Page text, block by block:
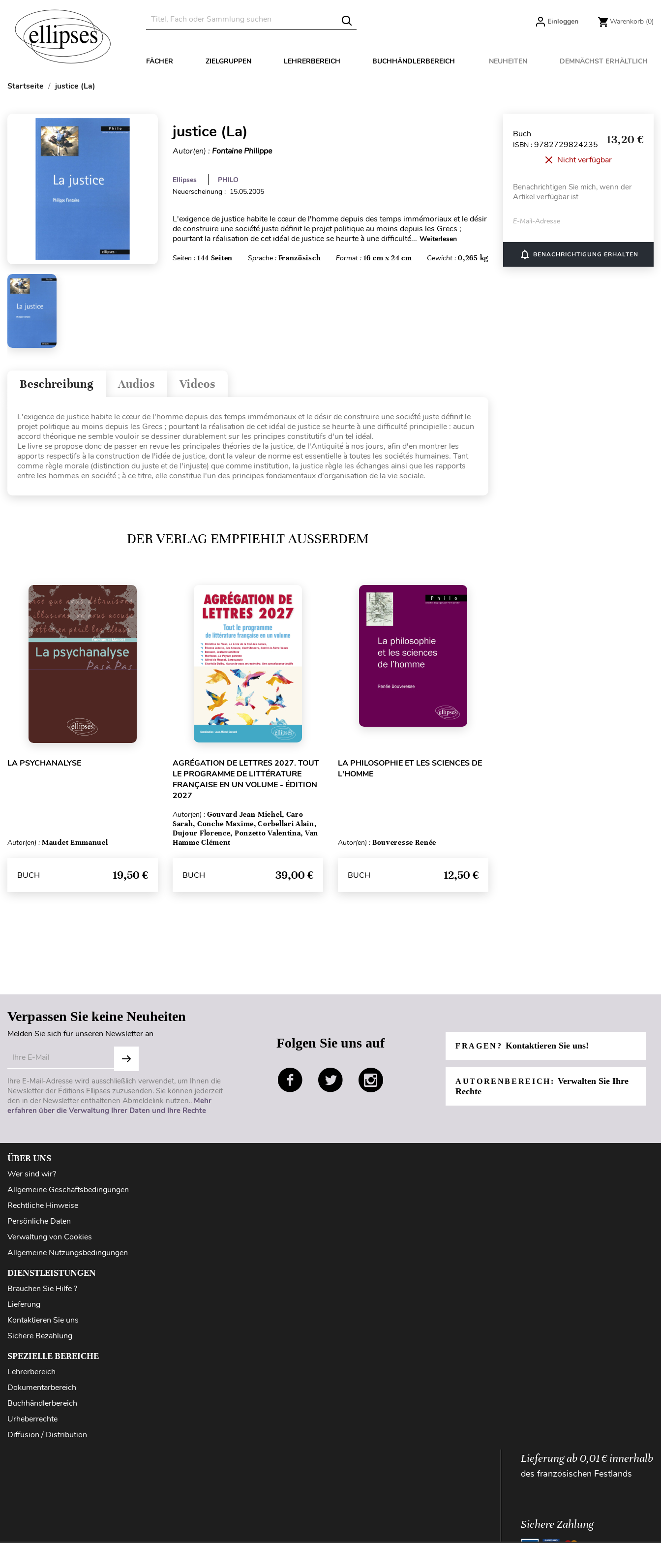
Einloggen Warenkorb (0)
FÄCHER ZIELGRUPPEN LEHRERBEREICH BUCHHÄNDLERBEREICH NEUHEITEN DEMNÄCHST ERHÄLTLICH
Startseite justice (La)
justice (La)
Autor(en) : Fontaine Philippe
Ellipses
PHILO
Neuerscheinung : 15.05.2005
L'exigence de justice habite le cœur de l'homme depuis des temps immémoriaux et le désir
de construire une société juste définit le projet politique au moins depuis les Grecs ;
pourtant la réalisation de cet idéal de justice se heurte à une difficulté... Weiterlesen
Seiten : 144 Seiten Sprache : Französisch Format : 16 cm x 24 cm Gewicht :0,265 kg
Videos
Audios
Beschreibung
L'exigence de justice habite le cœur de l'homme depuis des temps immémoriaux et le désir de construire une société juste définit le
projet politique au moins depuis les Grecs ; pourtant la réalisation de cet idéal de justice se heurte à une difficulté principielle : aucun
accord théorique ne semble vouloir se dessiner durablement sur les principes constitutifs d'un tel idéal.
Le livre se propose donc de passer en revue les principales théories de la justice, de l'Antiquité à nos jours, afin d'en montrer les
apports respectifs à la construction de l'idée de justice, dont la valeur de norme est essentielle à toutes les sociétés humaines. Tant
comme règle morale (distinction du juste et de l'injuste) que comme institution, la justice règle les échanges ainsi que les rapports
entre les hommes en société ; à ce titre, elle constitue l'un des principes fondamentaux d'organisation de la vie sociale.
DER VERLAG EMPFIEHLT AUSSERDEM
LA PSYCHANALYSE
Autor(en) : Maudet Emmanuel
BUCH 19,50 €
AGRÉGATION DE LETTRES 2027. TOUT
LE PROGRAMME DE LITTÉRATURE
FRANÇAISE EN UN VOLUME - ÉDITION
2027
Autor(en) : Gouvard Jean-Michel, Caro
Sarah, Conche Maxime, Corbellari Alain,
Dujour Florence, Ponzetto Valentina, Van
Hamme Clément
BUCH 39,00 €
LA PHILOSOPHIE ET LES SCIENCES DE
L'HOMME
Autor(en) : Bouveresse Renée
BUCH 12,50 €
Buch
ISBN : 9782729824235 13,20 €
Nicht verfügbar
Benachrichtigen Sie mich, wenn der
Artikel verfügbar ist
E-Mail-Adresse
notifications_none BENACHRICHTIGUNG ERHALTEN
Verpassen Sie keine Neuheiten
Melden Sie sich für unseren Newsletter an
Ihre E-Mail-Adresse wird ausschließlich verwendet, um Ihnen die
Newsletter der Éditions Ellipses zuzusenden. Sie können jederzeit
den in der Newsletter enthaltenen Abmeldelink nutzen.. Mehr
erfahren über die Verwaltung Ihrer Daten und Ihre Rechte
Folgen Sie uns auf FRAGEN?Kontaktieren Sie uns!
AUTORENBEREICH:Verwalten Sie Ihre
Rechte
ÜBER UNS
Wer sind wir?
Allgemeine Geschäftsbedingungen
Rechtliche Hinweise
Persönliche Daten
Verwaltung von Cookies
Allgemeine Nutzungsbedingungen
DIENSTLEISTUNGEN
Brauchen Sie Hilfe ?
Lieferung
Kontaktieren Sie uns
Sichere Bezahlung
SPEZIELLE BEREICHE
Lehrerbereich
Dokumentarbereich
Buchhändlerbereich
Urheberrechte
Diffusion / Distribution
Lieferung ab 0,01 € innerhalb
des französischen Festlands
Sichere Zahlung